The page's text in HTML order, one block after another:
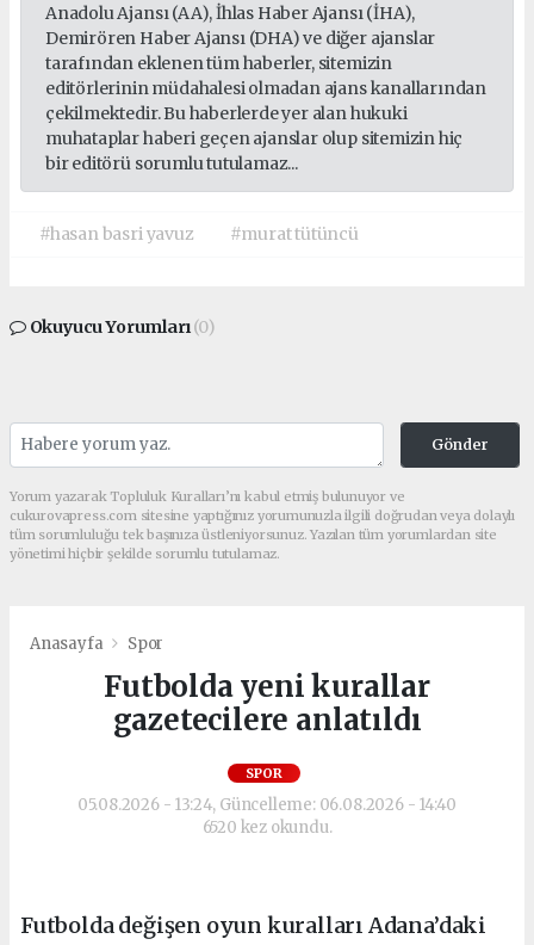
Anadolu Ajansı (AA), İhlas Haber Ajansı (İHA),
Demirören Haber Ajansı (DHA) ve diğer ajanslar
tarafından eklenen tüm haberler, sitemizin
editörlerinin müdahalesi olmadan ajans kanallarından
çekilmektedir. Bu haberlerde yer alan hukuki
muhataplar haberi geçen ajanslar olup sitemizin hiç
bir editörü sorumlu tutulamaz...
#hasan basri yavuz #murat tütüncü
Okuyucu Yorumları(0)
Gönder
Yorum yazarak Topluluk Kuralları’nı kabul etmiş bulunuyor ve
cukurovapress.com sitesine yaptığınız yorumunuzla ilgili doğrudan veya dolaylı
tüm sorumluluğu tek başınıza üstleniyorsunuz. Yazılan tüm yorumlardan site
yönetimi hiçbir şekilde sorumlu tutulamaz.
Anasayfa Spor
Futbolda yeni kurallar
gazetecilere anlatıldı
SPOR
05.08.2026 - 13:24, Güncelleme: 06.08.2026 - 14:40
6520 kez okundu.
Futbolda değişen oyun kuralları Adana’daki